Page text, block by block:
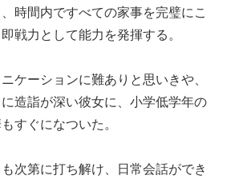
時間内ですべての家事を完璧にこ
戦力として能力を発揮する。
ケーションに難ありと思いきや、
造詣が深い彼女に、小学低学年の
すぐになついた。
次第に打ち解け、日常会話ができ